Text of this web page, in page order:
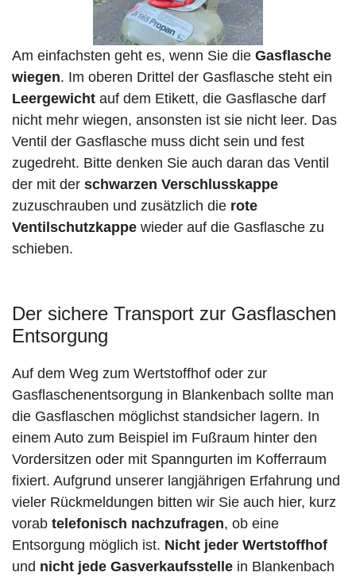
Am einfachsten geht es, wenn Sie die Gasflasche
wiegen. Im oberen Drittel der Gasflasche steht ein
Leergewicht auf dem Etikett, die Gasflasche darf
nicht mehr wiegen, ansonsten ist sie nicht leer. Das
Ventil der Gasflasche muss dicht sein und fest
zugedreht. Bitte denken Sie auch daran das Ventil
der mit der schwarzen Verschlusskappe
zuzuschrauben und zusätzlich die rote
Ventilschutzkappe wieder auf die Gasflasche zu
schieben.
Der sichere Transport zur Gasflaschen
Entsorgung
Auf dem Weg zum Wertstoffhof oder zur
Gasflaschenentsorgung in Blankenbach sollte man
die Gasflaschen möglichst standsicher lagern. In
einem Auto zum Beispiel im Fußraum hinter den
Vordersitzen oder mit Spanngurten im Kofferraum
fixiert. Aufgrund unserer langjährigen Erfahrung und
vieler Rückmeldungen bitten wir Sie auch hier, kurz
vorab telefonisch nachzufragen, ob eine
Entsorgung möglich ist. Nicht jeder Wertstoffhof
und nicht jede Gasverkaufsstelle in Blankenbach